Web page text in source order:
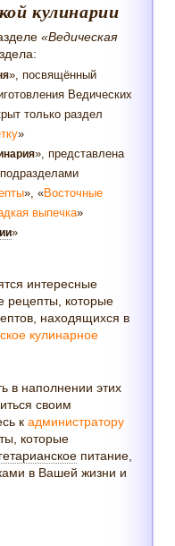
кулинарии
«Ведическая
», посвящённый
Ведических
только раздел
»
», представлена
», «Восточные
выпечка»
»
интересные
рецепты, которые
находящихся в
кулинарное
в наполнении этих
своим
к администратору
которые
питание,
в Вашей жизни и